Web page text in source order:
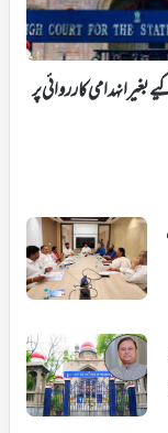
انہدامی کارروائی پر